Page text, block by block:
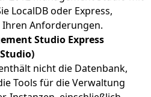
LocalDB oder Express,
Anforderungen.
Studio Express
nicht die Datenbank,
Tools für die Verwaltung